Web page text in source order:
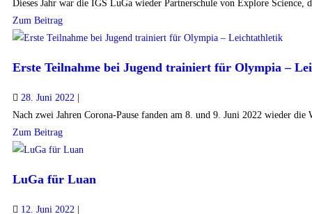
Dieses Jahr war die IGS LuGa wieder Partnerschule von Explore Science,
Zum Beitrag
Erste Teilnahme bei Jugend trainiert für Olympia –
28. Juni 2022
Nach zwei Jahren Corona-Pause fanden am 8. und 9. Juni 2022 wieder die
Zum Beitrag
LuGa für Luan
12. Juni 2022